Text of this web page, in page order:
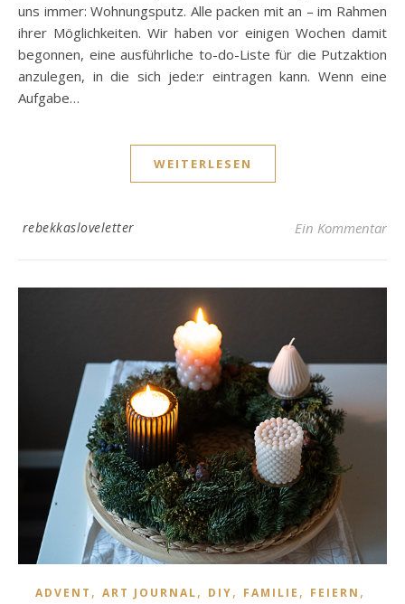
uns immer: Wohnungsputz. Alle packen mit an – im Rahmen
ihrer Möglichkeiten. Wir haben vor einigen Wochen damit
begonnen, eine ausführliche to-do-Liste für die Putzaktion
anzulegen, in die sich jede:r eintragen kann. Wenn eine
Aufgabe…
WEITERLESEN
rebekkasloveletter Ein Kommentar
ADVENT , ART JOURNAL, DIY, FAMILIE , FEIERN ,